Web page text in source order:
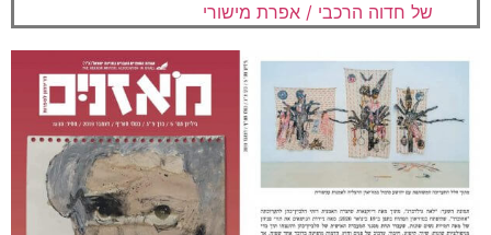
של חדוה הרכבי / אפרת מישורי